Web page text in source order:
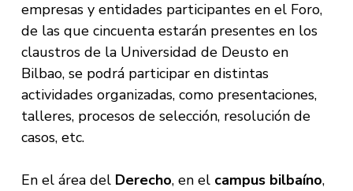
empresas y entidades participantes en el Foro,
de las que cincuenta estarán presentes en los
claustros de la Universidad de Deusto en
Bilbao, se podrá participar en distintas
actividades organizadas, como presentaciones,
talleres, procesos de selección, resolución de
casos, etc.
En el área del Derecho, en el campus bilbaíno,